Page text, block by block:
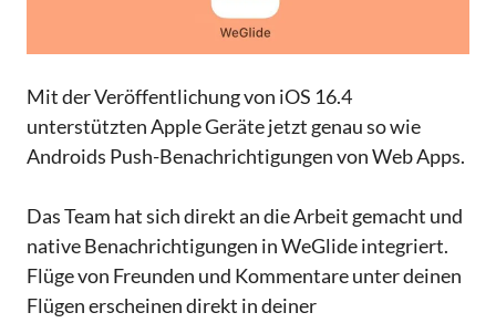
Mit der Veröffentlichung von iOS 16.4
unterstützten Apple Geräte jetzt genau so wie
Androids Push-Benachrichtigungen von Web Apps.
Das Team hat sich direkt an die Arbeit gemacht und
native Benachrichtigungen in WeGlide integriert.
Flüge von Freunden und Kommentare unter deinen
Flügen erscheinen direkt in deiner